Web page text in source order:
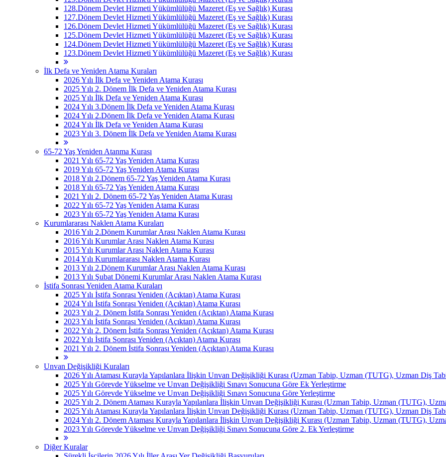
128.Dönem Devlet Hizmeti Yükümlülüğü Mazeret (Eş ve Sağlık) Kurası
127.Dönem Devlet Hizmeti Yükümlülüğü Mazeret (Eş ve Sağlık) Kurası
126.Dönem Devlet Hizmeti Yükümlülüğü Mazeret (Eş ve Sağlık) Kurası
125.Dönem Devlet Hizmeti Yükümlülüğü Mazeret (Eş ve Sağlık) Kurası
124.Dönem Devlet Hizmeti Yükümlülüğü Mazeret (Eş ve Sağlık) Kurası
123.Dönem Devlet Hizmeti Yükümlülüğü Mazeret (Eş ve Sağlık) Kurası
İlk Defa ve Yeniden Atama Kuraları
2026 Yılı İlk Defa ve Yeniden Atama Kurası
2025 Yılı 2. Dönem İlk Defa ve Yeniden Atama Kurası
2025 Yılı İlk Defa ve Yeniden Atama Kurası
2024 Yılı 3.Dönem İlk Defa ve Yeniden Atama Kurası
2024 Yılı 2.Dönem İlk Defa ve Yeniden Atama Kurası
2024 Yılı İlk Defa ve Yeniden Atama Kurası
2023 Yılı 3. Dönem İlk Defa ve Yeniden Atama Kurası
65-72 Yaş Yeniden Atanma Kurası
2021 Yılı 65-72 Yaş Yeniden Atama Kurası
2019 Yılı 65-72 Yaş Yeniden Atama Kurası
2018 Yılı 2.Dönem 65-72 Yaş Yeniden Atama Kurası
2018 Yılı 65-72 Yaş Yeniden Atama Kurası
2021 Yılı 2. Dönem 65-72 Yaş Yeniden Atama Kurası
2022 Yılı 65-72 Yaş Yeniden Atama Kurası
2023 Yılı 65-72 Yaş Yeniden Atama Kurası
Kurumlararası Naklen Atama Kuraları
2016 Yılı 2.Dönem Kurumlar Arası Naklen Atama Kurası
2016 Yılı Kurumlar Arası Naklen Atama Kurası
2015 Yılı Kurumlar Arası Naklen Atama Kurası
2014 Yılı Kurumlararası Naklen Atama Kurası
2013 Yılı 2.Dönem Kurumlar Arası Naklen Atama Kurası
2013 Yılı Şubat Dönemi Kurumlar Arası Naklen Atama Kurası
İstifa Sonrası Yeniden Atama Kuraları
2025 Yılı İstifa Sonrası Yeniden (Açıktan) Atama Kurası
2024 Yılı İstifa Sonrası Yeniden (Açıktan) Atama Kurası
2023 Yılı 2. Dönem İstifa Sonrası Yeniden (Açıktan) Atama Kurası
2023 Yılı İstifa Sonrası Yeniden (Açıktan) Atama Kurası
2022 Yılı 2. Dönem İstifa Sonrası Yeniden (Açıktan) Atama Kurası
2022 Yılı İstifa Sonrası Yeniden (Açıktan) Atama Kurası
2021 Yılı 2. Dönem İstifa Sonrası Yeniden (Açıktan) Atama Kurası
Unvan Değişikliği Kuraları
2026 Yılı Ataması Kurayla Yapılanlara İlişkin Unvan Değişikliği Kurası (Uzman Tabip, Uzman (TUTG), Uzman Diş
2025 Yılı Görevde Yükselme ve Unvan Değişikliği Sınavı Sonucuna Göre Ek Yerleştirme
2025 Yılı Görevde Yükselme ve Unvan Değişikliği Sınavı Sonucuna Göre Yerleştirme
2025 Yılı 2. Dönem Ataması Kurayla Yapılanlara İlişkin Unvan Değişikliği Kurası (Uzman Tabip, Uzman (TUTG),
2025 Yılı Ataması Kurayla Yapılanlara İlişkin Unvan Değişikliği Kurası (Uzman Tabip, Uzman (TUTG), Uzman Diş
2024 Yılı 2. Dönem Ataması Kurayla Yapılanlara İlişkin Unvan Değişikliği Kurası (Uzman Tabip, Uzman (TUTG),
2023 Yılı Görevde Yükselme ve Unvan Değişikliği Sınavı Sonucuna Göre 2. Ek Yerleştirme
Diğer Kuralar